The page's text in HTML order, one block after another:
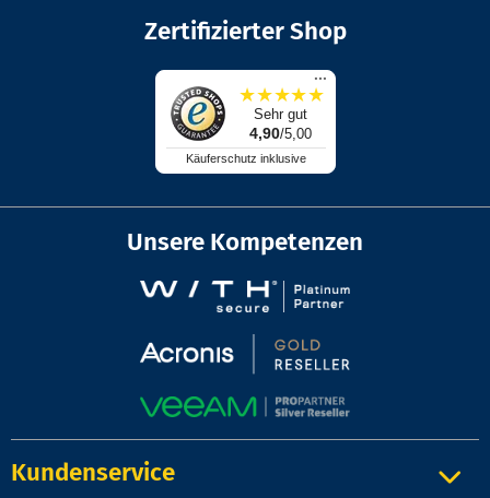
Zertifizierter Shop
...
★★★★★
Sehr gut
4,90/5,00
Käuferschutz inklusive
Unsere Kompetenzen
Kundenservice